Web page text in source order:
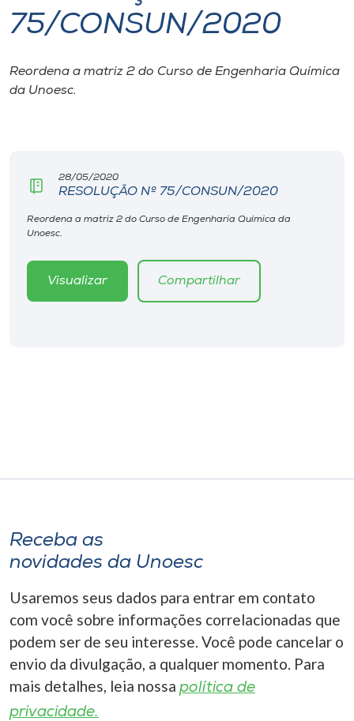
I.nova
Diplomados
CPA
Biblioteca
Editora
A-
75/CONSUN/2020
Reordena a matriz 2 do Curso de Engenharia Química
da Unoesc.
28/05/2020
RESOLUÇÃO Nº 75/CONSUN/2020
Reordena a matriz 2 do Curso de Engenharia Química da
Unoesc.
Visualizar Compartilhar
Receba as
novidades da Unoesc
Usaremos seus dados para entrar em contato
com você sobre informações correlacionadas que
podem ser de seu interesse. Você pode cancelar o
envio da divulgação, a qualquer momento. Para
mais detalhes, leia nossa política de
privacidade.